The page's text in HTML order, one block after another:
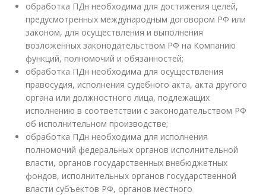
обработка ПДн необходима для достижения целей,
предусмотренных международным договором РФ или
законом, для осуществления и выполнения
возложенных законодательством РФ на Компанию
функций, полномочий и обязанностей;
обработка ПДн необходима для осуществления
правосудия, исполнения судебного акта, акта другого
органа или должностного лица, подлежащих
исполнению в соответствии с законодательством РФ
об исполнительном производстве;
обработка ПДн необходима для исполнения
полномочий федеральных органов исполнительной
власти, органов государственных внебюджетных
фондов, исполнительных органов государственной
власти субъектов РФ, органов местного